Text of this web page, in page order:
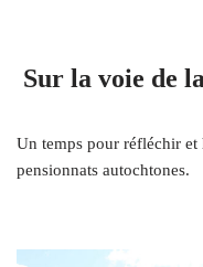
Sur la voie de
Un temps pour réfléchir et
pensionnats autochtones.